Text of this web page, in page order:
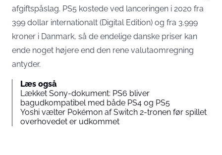
afgiftspåslag. PS5 kostede ved lanceringen i 2020 fra
399 dollar internationalt (Digital Edition) og fra 3.999
kroner i Danmark, så de endelige danske priser kan
ende noget højere end den rene valutaomregning
antyder.
Læs også
Lækket Sony-dokument: PS6 bliver
bagudkompatibel med både PS4 og PS5
Yoshi vælter Pokémon af Switch 2-tronen før spillet
overhovedet er udkommet